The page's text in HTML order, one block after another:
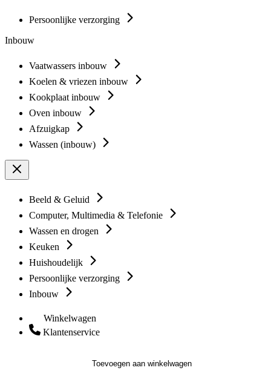
Persoonlijke verzorging
Inbouw
Vaatwassers inbouw
Koelen & vriezen inbouw
Kookplaat inbouw
Oven inbouw
Afzuigkap
Wassen (inbouw)
Beeld & Geluid
Computer, Multimedia & Telefonie
Wassen en drogen
Keuken
Huishoudelijk
Persoonlijke verzorging
Inbouw
Winkelwagen
Klantenservice
Toevoegen aan winkelwagen